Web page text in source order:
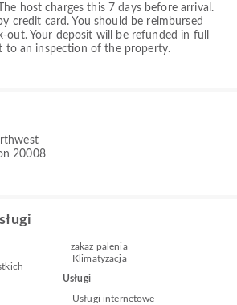
host charges this 7 days before arrival.
credit card. You should be reimbursed
out. Your deposit will be refunded in full
to an inspection of the property.
20008
zakaz palenia
Klimatyzacja
Usługi
Usługi internetowe